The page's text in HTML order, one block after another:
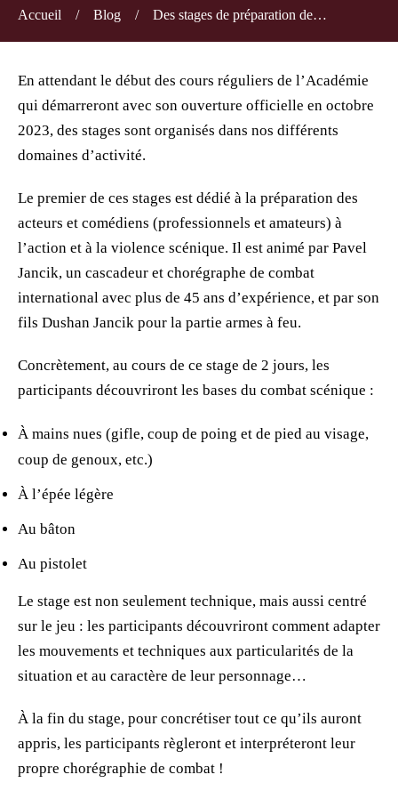
Accueil / Blog / Des stages de préparation des acteurs et comédiens au combat scénique…
En attendant le début des cours réguliers de l’Académie
qui démarreront avec son ouverture officielle en octobre
2023, des stages sont organisés dans nos différents
domaines d’activité.
Le premier de ces stages est dédié à la préparation des
acteurs et comédiens (professionnels et amateurs) à
l’action et à la violence scénique. Il est animé par Pavel
Jancik, un cascadeur et chorégraphe de combat
international avec plus de 45 ans d’expérience, et par son
fils Dushan Jancik pour la partie armes à feu.
Concrètement, au cours de ce stage de 2 jours, les
participants découvriront les bases du combat scénique :
À mains nues (gifle, coup de poing et de pied au visage,
coup de genoux, etc.)
À l’épée légère
Au bâton
Au pistolet
Le stage est non seulement technique, mais aussi centré
sur le jeu : les participants découvriront comment adapter
les mouvements et techniques aux particularités de la
situation et au caractère de leur personnage…
À la fin du stage, pour concrétiser tout ce qu’ils auront
appris, les participants règleront et interpréteront leur
propre chorégraphie de combat !